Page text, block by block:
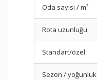
Oda sayısı / m³
Rota uzunluğu
Standart/özel
Sezon / yoğunluk